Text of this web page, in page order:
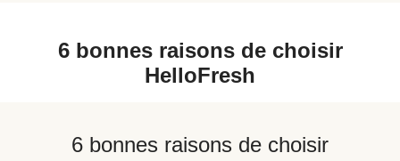
6 bonnes raisons de choisir
HelloFresh
6 bonnes raisons de choisir